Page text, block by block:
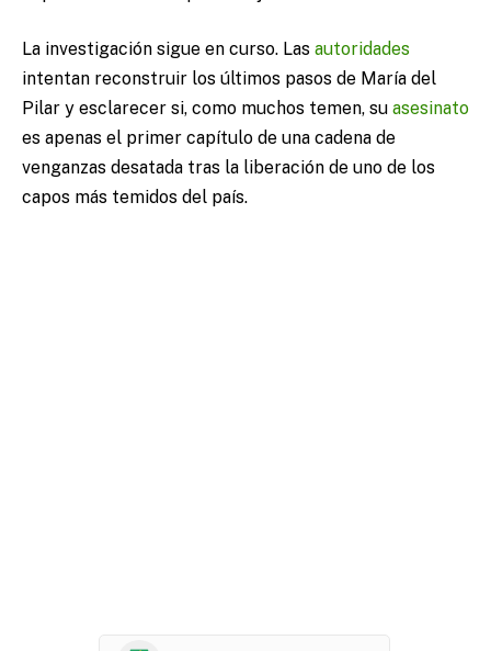
La investigación sigue en curso. Las autoridades
intentan reconstruir los últimos pasos de María del
Pilar y esclarecer si, como muchos temen, su asesinato
es apenas el primer capítulo de una cadena de
venganzas desatada tras la liberación de uno de los
capos más temidos del país.